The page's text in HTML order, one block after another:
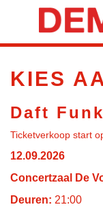
KIES
Daft
Ticketverkoop start
12.09.2026
Concertzaal De
Deuren: 21:00